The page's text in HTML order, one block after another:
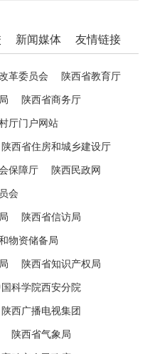
新闻媒体 友情链接
革委员会 陕西省教育厅
陕西省商务厅
厅门户网站
陕西省住房和城乡建设厅
保障厅 陕西民政网
会
陕西省信访局
物资储备局
陕西省知识产权局
科学院西安分院
西广播电视集团
陕西省气象局